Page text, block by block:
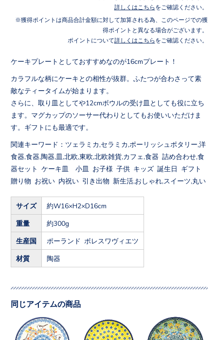
詳しくはこちら をご確認ください。
獲得ポイントは商品合計金額に対して加算される為、このページでの獲
得ポイントと異なる場合がございます。
ポイントについて詳しくはこちら をご確認ください。
ケーキプレートとしておすすめなのが16cmプレート！
カラフルな柄にケーキとの相性が抜群。ふたつが合わさって素
敵なティータイムが始まります。
さらに、取り皿としてや12cmボウルの受け皿としても役に立ち
ます。マグカップのソーサー代わりとしてもお使いいただけま
す。ギフトにも最適です。
関連キーワード：ツェラミカ,セラミカ,ポーリッシュポタリー,洋
食器,食器,陶器,皿,北欧,東欧,北欧雑貨,カフェ,食器 詰め合わせ,食
器セット ケーキ皿 小皿 お子様 子供 キッズ 誕生日 ギフト
贈り物 お祝い 内祝い 引き出物 新生活,おしゃれ,スイーツ,丸い
サイズ 約W16×H2×D16cm
重量 約300g
生産国 ポーランド ボレスワヴィエツ
材質 陶器
同じアイテムの商品